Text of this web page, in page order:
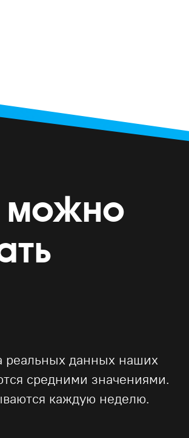
можно
реальных данных наших
средними значениями.
каждую неделю.